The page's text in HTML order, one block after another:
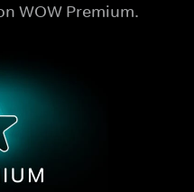
WOW Premium.